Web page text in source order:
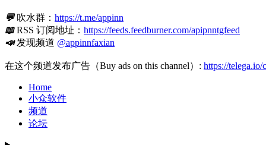
💬吹水群： https://t.me/appinn
📖RSS 订阅地址： https://feeds.feedburner.com/apipnntgfeed
📣发现频道 @appinnfaxian
在这个频道发布广告（Buy ads on this channel）: https://telega.io/
Home
小众软件
频道
论坛